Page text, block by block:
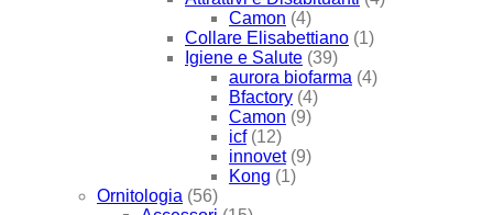
Camon (4)
Collare Elisabettiano (1)
Igiene e Salute (39)
aurora biofarma (4)
Bfactory (4)
Camon (9)
icf (12)
innovet (9)
Kong (1)
Ornitologia (56)